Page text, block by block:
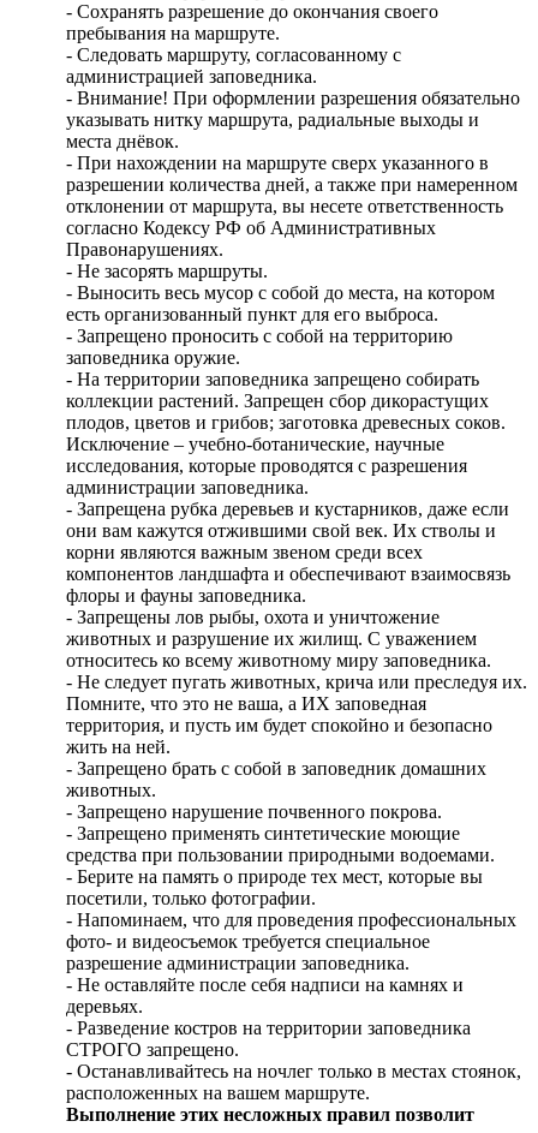
- Для посещения территории заповедника нужно
обязательно оформить разрешение.
- Сохранять разрешение до окончания своего
пребывания на маршруте.
- Следовать маршруту, согласованному с
администрацией заповедника.
- Внимание! При оформлении разрешения обязательно
указывать нитку маршрута, радиальные выходы и
места днёвок.
- При нахождении на маршруте сверх указанного в
разрешении количества дней, а также при намеренном
отклонении от маршрута, вы несете ответственность
согласно Кодексу РФ об Административных
Правонарушениях.
- Не засорять маршруты.
- Выносить весь мусор с собой до места, на котором
есть организованный пункт для его выброса.
- Запрещено проносить с собой на территорию
заповедника оружие.
- На территории заповедника запрещено собирать
коллекции растений. Запрещен сбор дикорастущих
плодов, цветов и грибов; заготовка древесных соков.
Исключение – учебно-ботанические, научные
исследования, которые проводятся с разрешения
администрации заповедника.
- Запрещена рубка деревьев и кустарников, даже если
они вам кажутся отжившими свой век. Их стволы и
корни являются важным звеном среди всех
компонентов ландшафта и обеспечивают взаимосвязь
флоры и фауны заповедника.
- Запрещены лов рыбы, охота и уничтожение
животных и разрушение их жилищ. С уважением
относитесь ко всему животному миру заповедника.
- Не следует пугать животных, крича или преследуя их.
Помните, что это не ваша, а ИХ заповедная
территория, и пусть им будет спокойно и безопасно
жить на ней.
- Запрещено брать с собой в заповедник домашних
животных.
- Запрещено нарушение почвенного покрова.
- Запрещено применять синтетические моющие
средства при пользовании природными водоемами.
- Берите на память о природе тех мест, которые вы
посетили, только фотографии.
- Напоминаем, что для проведения профессиональных
фото- и видеосъемок требуется специальное
разрешение администрации заповедника.
- Не оставляйте после себя надписи на камнях и
деревьях.
- Разведение костров на территории заповедника
СТРОГО запрещено.
- Останавливайтесь на ночлег только в местах стоянок,